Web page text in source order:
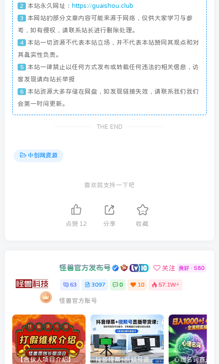
2 本站永久网址： https://guaishou.club
3
本网站的部分文章内容可能来源于网络，仅供大家学习与参
考，如有侵权，请联系站长进行删除处理。
4
本站一切资源不代表本站立场，并不代表本站赞同其观点和对
其真实性负责。
5
本站一律禁止以任何方式发布或转载任何违法的相关信息，访
客发现请向站长举报
6
本站资源大多存储在网盘，如发现链接失效，请联系我们我们
会第一时间更新。
THE END
中创网资源
喜欢就支持一下吧
点赞 12 分享 收藏
怪兽官方发布号 关注 良好 · 580
63 3097 0 10 57.1W+
怪兽官方账号
【合伙人项目介绍】打假维权项目介绍 抖音绿幕+视频号直播带货课：居家照着稿子念起号，手机电脑双场景搭建全流程